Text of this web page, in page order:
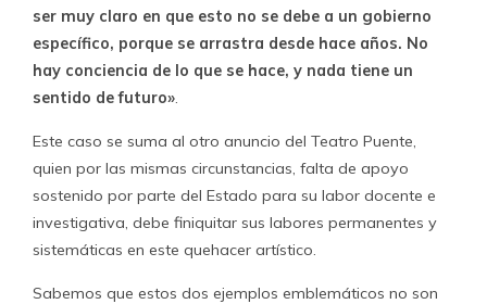
ser muy claro en que esto no se debe a un gobierno
específico, porque se arrastra desde hace años. No
hay conciencia de lo que se hace, y nada tiene un
sentido de futuro».
Este caso se suma al otro anuncio del Teatro Puente,
quien por las mismas circunstancias, falta de apoyo
sostenido por parte del Estado para su labor docente e
investigativa, debe finiquitar sus labores permanentes y
sistemáticas en este quehacer artístico.
Sabemos que estos dos ejemplos emblemáticos no son